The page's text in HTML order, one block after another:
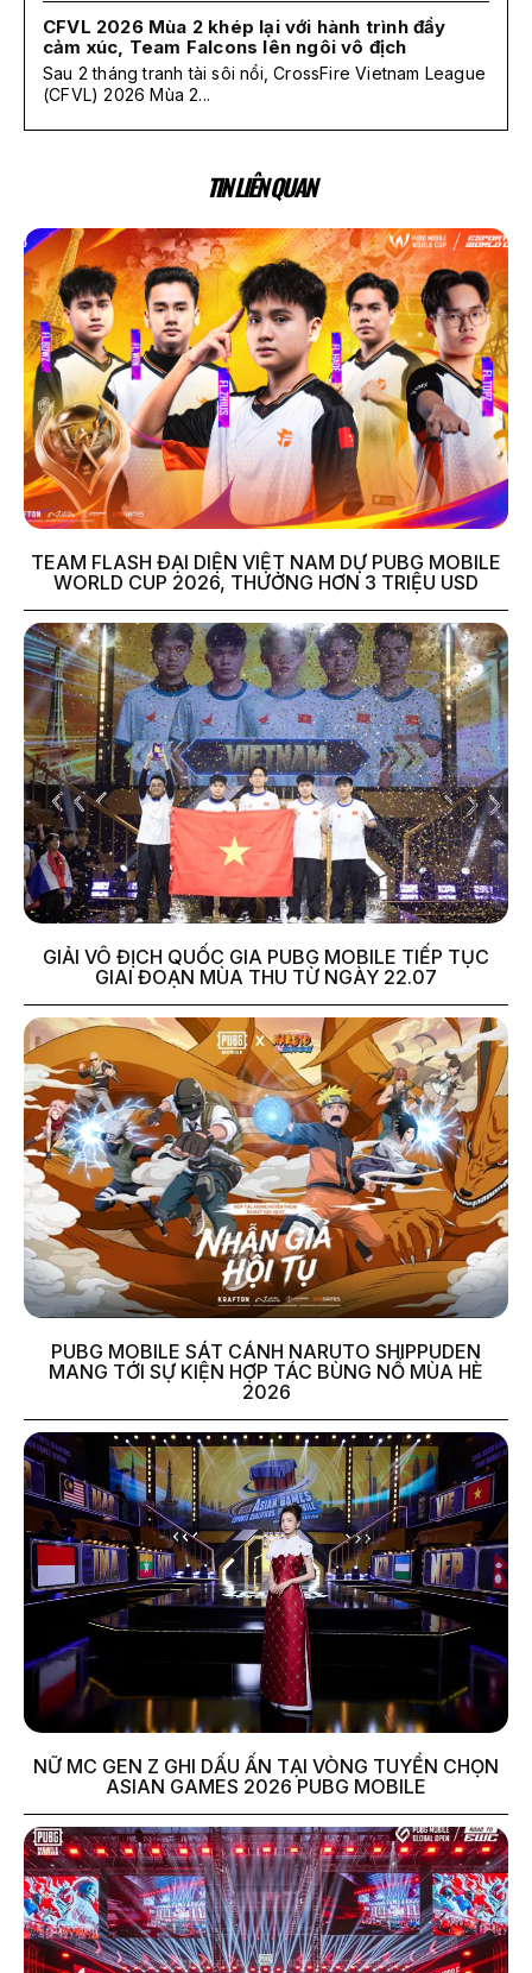
CFVL 2026 Mùa 2 khép lại với hành trình đầy
cảm xúc, Team Falcons lên ngôi vô địch
Sau 2 tháng tranh tài sôi nổi, CrossFire Vietnam League
(CFVL) 2026 Mùa 2...
TIN LIÊN QUAN
TEAM FLASH ĐẠI DIỆN VIỆT NAM DỰ PUBG MOBILE
WORLD CUP 2026, THƯỞNG HƠN 3 TRIỆU USD
GIẢI VÔ ĐỊCH QUỐC GIA PUBG MOBILE TIẾP TỤC
GIAI ĐOẠN MÙA THU TỪ NGÀY 22.07
PUBG MOBILE SÁT CÁNH NARUTO SHIPPUDEN
MANG TỚI SỰ KIỆN HỢP TÁC BÙNG NỔ MÙA HÈ
2026
NỮ MC GEN Z GHI DẤU ẤN TẠI VÒNG TUYỂN CHỌN
ASIAN GAMES 2026 PUBG MOBILE